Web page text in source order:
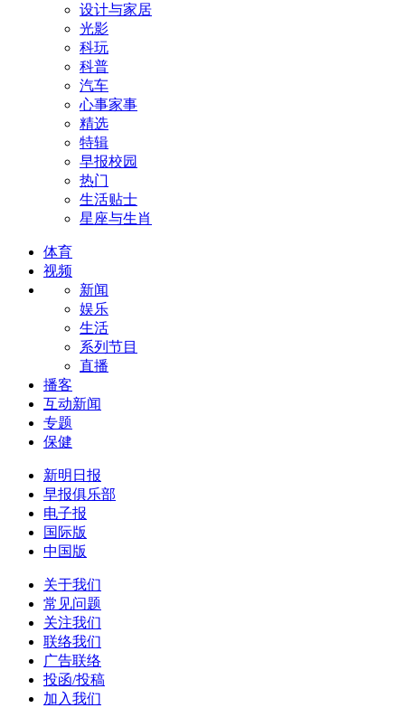
设计与家居
光影
科玩
科普
汽车
心事家事
精选
特辑
早报校园
热门
生活贴士
星座与生肖
体育
视频
新闻
娱乐
生活
系列节目
直播
播客
互动新闻
专题
保健
新明日报
早报俱乐部
电子报
国际版
中国版
关于我们
常见问题
关注我们
联络我们
广告联络
投函/投稿
加入我们